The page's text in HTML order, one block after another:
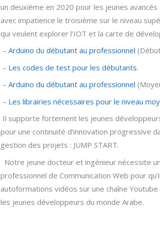
un deuxième en 2020 pour les jeunes
avec impatience le troisième sur le niveau
qui veulent explorer l’IOT et la carte de
–Arduino du débutant au professionnel
– Les codes de test pour les débutants.
–Arduino du débutant au professionnel
– Les librairies nécessaires pour le niveau
Il supporte fortement les jeunes
pour une continuité d’innovation progressive
gestion des projets : JUMP START.
Notre jeune docteur et ingénieur nécessite
professionnel de Communication Web pour
autoformations vidéos sur une chaîne
les jeunes développeurs du monde Arabe.